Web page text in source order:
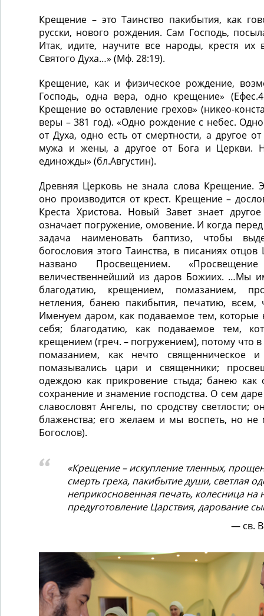
Крещение – это Таинство пакибытия, как
русски, нового рождения. Сам Господь,
Итак, идите, научите все народы, крестя
Святого Духа…» (Мф. 28:19).
Крещение, как и физическое рождение,
Господь, одна вера, одно крещение»
Крещение во оставление грехов» (никео-
веры – 381 год). «Одно рождение с небес. Одно
от Духа, одно есть от смертности, а другое
мужа и жены, а другое от Бога и Церкви.
единожды» (бл.Августин).
Древняя Церковь не знала слова Крещение.
оно производится от крест. Крещение –
Креста Христова. Новый Завет знает
означает погружение, омовение. И когда
задача наименовать баптизо, чтобы
богословия этого Таинства, в писаниях
названо Просвещением.
величественнейший из даров Божиих. …Мы
благодатию, крещением, помазанием,
нетления, банею пакибытия, печатию, всем,
Именуем даром, как подаваемое тем, которые
себя; благодатию, как подаваемое тем,
крещением (греч. – погружением), потому что в
помазанием, как нечто священническое
помазывались цари и священники;
одеждою как прикровение стыда; банею как
сохранение и знамение господства. О сем
славословят Ангелы, по сродству светлости;
блаженства; его желаем и мы воспеть, но
Богослов).
«Крещение – искупление тленных,
смерть греха, пакибытие души, светлая
неприкосновенная печать, колесница на
предуготовление Царствия, дарование
св.